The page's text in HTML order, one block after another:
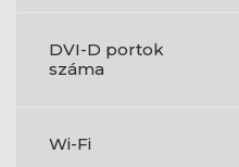
DVI-D portok
száma
Wi-Fi